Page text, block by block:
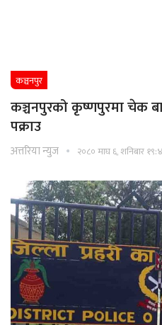
कञ्चनपुर
कञ्चनपुरको कृष्णपुरमा चेक
पक्राउ
अत्तरिया न्युज २०८० माघ ६, शनिबार